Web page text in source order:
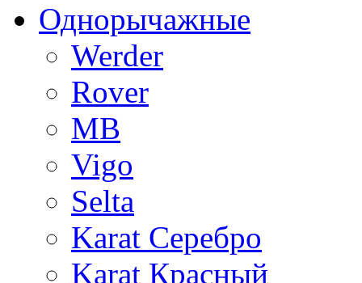
Однорычажные
Werder
Rover
MB
Vigo
Selta
Karat Серебро
Karat Красный